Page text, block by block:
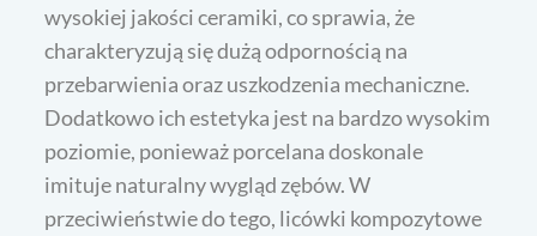
wysokiej jakości ceramiki, co sprawia, że
charakteryzują się dużą odpornością na
przebarwienia oraz uszkodzenia mechaniczne.
Dodatkowo ich estetyka jest na bardzo wysokim
poziomie, ponieważ porcelana doskonale
imituje naturalny wygląd zębów. W
przeciwieństwie do tego, licówki kompozytowe